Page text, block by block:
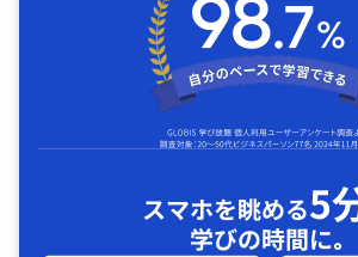
スマホを眺める5
学びの時間に｡